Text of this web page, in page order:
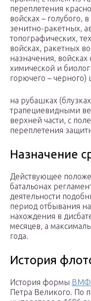
переплетения
войсках – голубого,
зенитно-ракетных,
топографических,
войсках, ракетных
назначения,
химической и
горючего – черного)
на рубашках
трапециевидными
верхней части, с
переплетения
Назначение
Действующее
батальонах
деятельности
период отбывания
нахождения в
месяцев, а
года.
История
История формы ВМФ
Петра Великого. По